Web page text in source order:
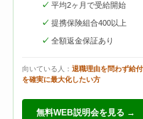
平均2ヶ月で受給開始
提携保険組合400以上
全額返金保証あり
向いている人： 退職理由を問わず給
を確実に最大化したい方
無料WEB説明会を見る →